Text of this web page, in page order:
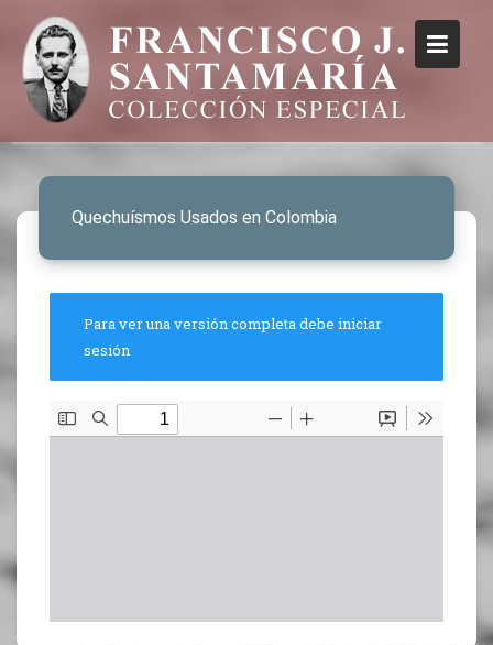
Quechuísmos Usados en Colombia
Para ver una versión completa debe iniciar
sesión